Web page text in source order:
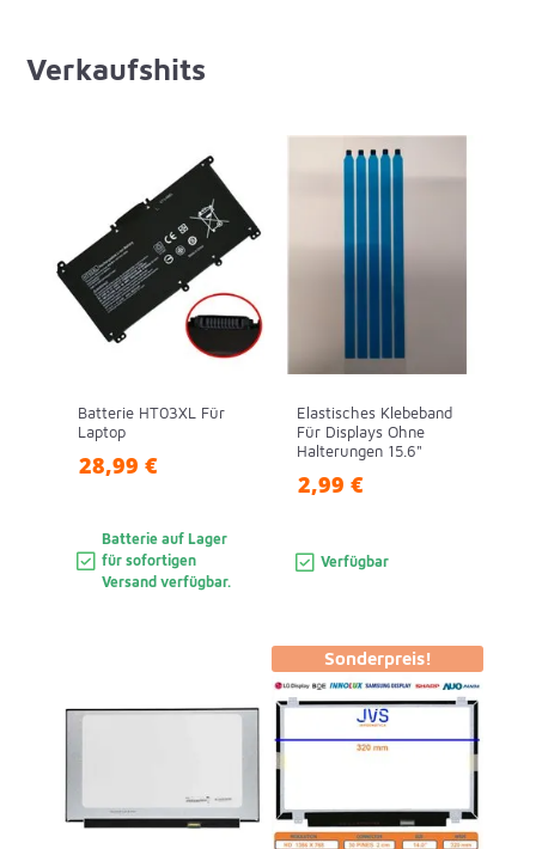
Verkaufshits
Batterie HT03XL Für
Laptop
28,99 €
Batterie auf Lager
für sofortigen
Versand verfügbar.
Elastisches Klebeband
Für Displays Ohne
Halterungen 15.6"
2,99 €
Verfügbar
Sonderpreis!